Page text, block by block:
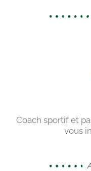
Coach sportif et
vous